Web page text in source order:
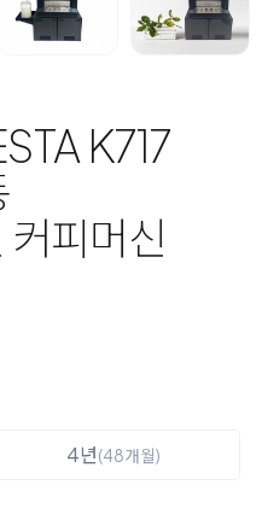
K717
피머신
4년(48개월)